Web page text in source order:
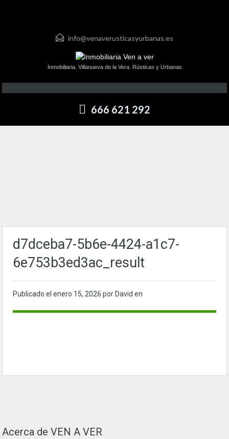
info@venaverusticasyurbanas.es
Inmobiliaria. Villanueva de la Vera. Rústicas y Urbanas
666 621 292
d7dceba7-5b6e-4424-a1c7-
6e753b3ed3ac_result
Publicado el enero 15, 2026 por David en
Acerca de VEN A VER